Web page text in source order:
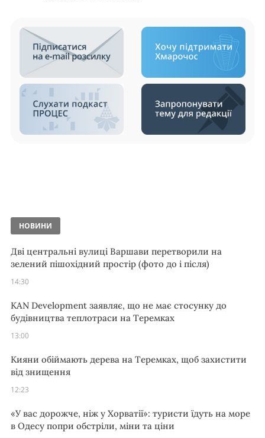
НОВИНИ
Дві центральні вулиці Варшави перетворили на
зелений пішохідний простір (фото до і після)
14:30
KAN Development заявляє, що не має стосунку до
будівництва теплотраси на Теремках
13:00
Кияни обіймають дерева на Теремках, щоб захистити
від знищення
12:23
«У вас дорожче, ніж у Хорватії»: туристи їдуть на море
в Одесу попри обстріли, міни та ціни